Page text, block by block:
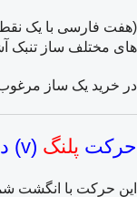
(هفت فارسی با یک نقطه
های مختلف ساز تنبک
در خرید یک ساز
حرکت پلنگ (v) در تنبک نوازی: